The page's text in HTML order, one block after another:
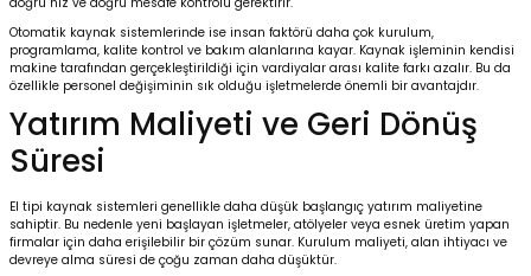
Otomatik kaynak sistemlerinde ise insan faktörü daha çok kurulum,
programlama, kalite kontrol ve bakım alanlarına kayar. Kaynak işleminin kendisi
makine tarafından gerçekleştirildiği için vardiyalar arası kalite farkı azalır. Bu da
özellikle personel değişiminin sık olduğu işletmelerde önemli bir avantajdır.
Yatırım Maliyeti ve Geri Dönüş
Süresi
El tipi kaynak sistemleri genellikle daha düşük başlangıç yatırım maliyetine
sahiptir. Bu nedenle yeni başlayan işletmeler, atölyeler veya esnek üretim yapan
firmalar için daha erişilebilir bir çözüm sunar. Kurulum maliyeti, alan ihtiyacı ve
devreye alma süresi de çoğu zaman daha düşüktür.